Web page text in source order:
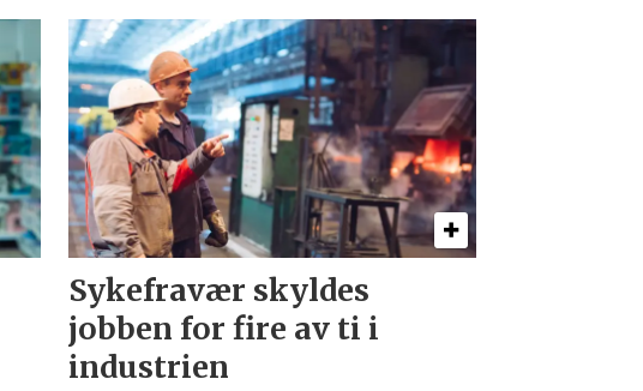
Sykefravær skyldes
jobben for fire av ti i
industrien